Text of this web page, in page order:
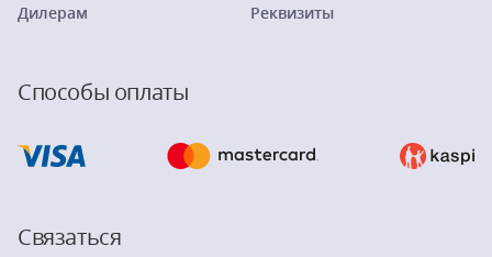
Дилерам Реквизиты
Способы оплаты
Связаться